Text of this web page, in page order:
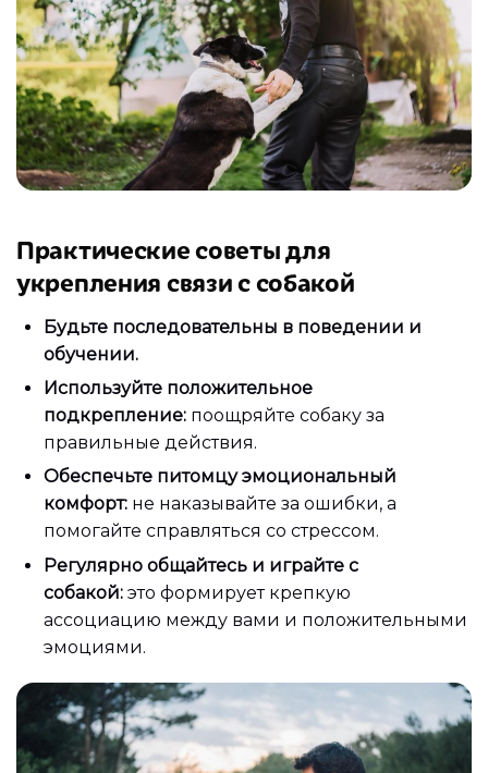
Практические советы для
укрепления связи с собакой
Будьте последовательны в поведении и
обучении.
Используйте положительное
подкрепление: поощряйте собаку за
правильные действия.
Обеспечьте питомцу эмоциональный
комфорт: не наказывайте за ошибки, а
помогайте справляться со стрессом.
Регулярно общайтесь и играйте с
собакой: это формирует крепкую
ассоциацию между вами и положительными
эмоциями.